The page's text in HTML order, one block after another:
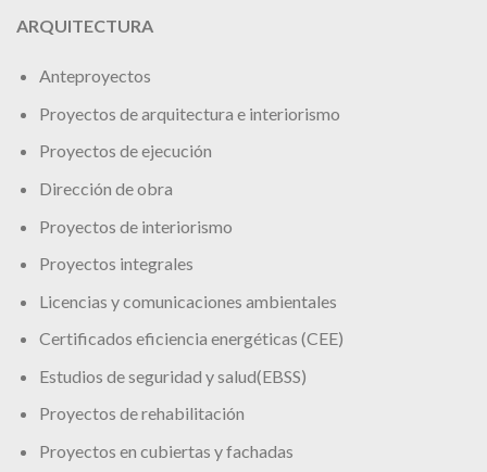
ARQUITECTURA
Anteproyectos
Proyectos de arquitectura e interiorismo
Proyectos de ejecución
Dirección de obra
Proyectos de interiorismo
Proyectos integrales
Licencias y comunicaciones ambientales
Certificados eficiencia energéticas (CEE)
Estudios de seguridad y salud(EBSS)
Proyectos de rehabilitación
Proyectos en cubiertas y fachadas